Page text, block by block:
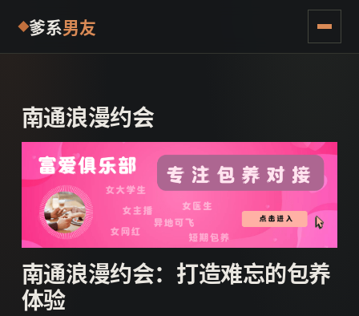
爹系男友
南通浪漫约会
南通浪漫约会：打造难忘的包养
体验